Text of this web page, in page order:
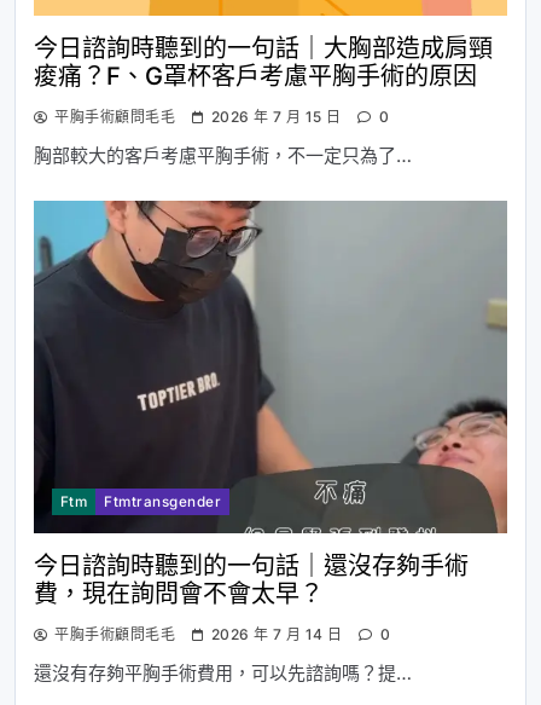
今日諮詢時聽到的一句話｜大胸部造成肩頸
痠痛？F、G罩杯客戶考慮平胸手術的原因
平胸手術顧問毛毛 2026 年 7 月 15 日 0
胸部較大的客戶考慮平胸手術，不一定只為了…
Ftm Ftmtransgender
今日諮詢時聽到的一句話｜還沒存夠手術
費，現在詢問會不會太早？
平胸手術顧問毛毛 2026 年 7 月 14 日 0
還沒有存夠平胸手術費用，可以先諮詢嗎？提…